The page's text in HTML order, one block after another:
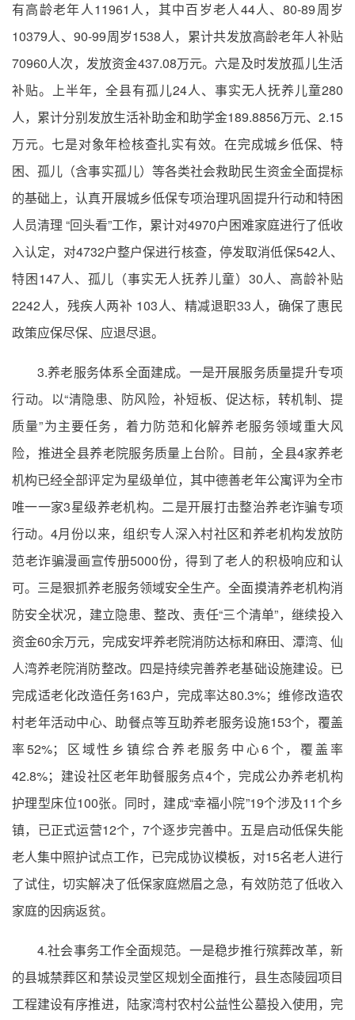
有高龄老年人11961人，其中百岁老人44人、80-89周岁
10379人、90-99周岁1538人，累计共发放高龄老年人补贴
70960人次，发放资金437.08万元。六是及时发放孤儿生活
补贴。上半年，全县有孤儿24人、事实无人抚养儿童280
人，累计分别发放生活补助金和助学金189.8856万元、2.15
万元。七是对象年检核查扎实有效。在完成城乡低保、特
困、孤儿（含事实孤儿）等各类社会救助民生资金全面提标
的基础上，认真开展城乡低保专项治理巩固提升行动和特困
人员清理 “回头看”工作，累计对4970户困难家庭进行了低收
入认定，对4732户整户保进行核查，停发取消低保542人、
特困147人、孤儿（事实无人抚养儿童）30人、高龄补贴
2242人，残疾人两补 103人、精减退职33人，确保了惠民
政策应保尽保、应退尽退。
3.养老服务体系全面建成。一是开展服务质量提升专项
行动。以“清隐患、防风险，补短板、促达标，转机制、提
质量”为主要任务，着力防范和化解养老服务领域重大风
险，推进全县养老院服务质量上台阶。目前，全县4家养老
机构已经全部评定为星级单位，其中德善老年公寓评为全市
唯一一家3星级养老机构。二是开展打击整治养老诈骗专项
行动。4月份以来，组织专人深入村社区和养老机构发放防
范老诈骗漫画宣传册5000份，得到了老人的积极响应和认
可。三是狠抓养老服务领域安全生产。全面摸清养老机构消
防安全状况，建立隐患、整改、责任“三个清单”，继续投入
资金60余万元，完成安坪养老院消防达标和麻田、潭湾、仙
人湾养老院消防整改。四是持续完善养老基础设施建设。已
完成适老化改造任务163户，完成率达80.3%；维修改造农
村老年活动中心、助餐点等互助养老服务设施153个，覆盖
率52%；区域性乡镇综合养老服务中心6个，覆盖率
42.8%；建设社区老年助餐服务点4个，完成公办养老机构
护理型床位100张。同时，建成“幸福小院”19个涉及11个乡
镇，已正式运营12个，7个逐步完善中。五是启动低保失能
老人集中照护试点工作，已完成协议模板，对15名老人进行
了试住，切实解决了低保家庭燃眉之急，有效防范了低收入
家庭的因病返贫。
4.社会事务工作全面规范。一是稳步推行殡葬改革，新
的县城禁葬区和禁设灵堂区规划全面推行，县生态陵园项目
工程建设有序推进，陆家湾村农村公益性公墓投入使用，完